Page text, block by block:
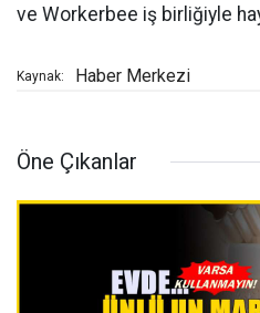
ve Workerbee iş birliğiyle
Kaynak: Haber Merkezi
Öne Çıkanlar